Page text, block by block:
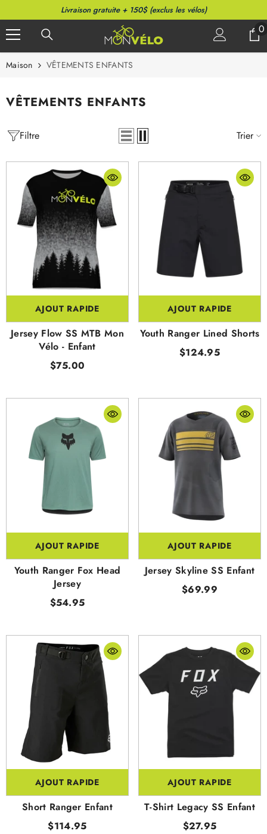
Livraison gratuite + 150$ (exclus les vélos)
0
0
Maison VÊTEMENTS ENFANTS
VÊTEMENTS ENFANTS
Filtre Trier
AJOUT RAPIDE
Jersey Flow SS MTB Mon
Vélo - Enfant
$75.00
AJOUT RAPIDE
Youth Ranger Lined Shorts
$124.95
AJOUT RAPIDE
Youth Ranger Fox Head
Jersey
$54.95
AJOUT RAPIDE
Jersey Skyline SS Enfant
$69.99
AJOUT RAPIDE
Short Ranger Enfant
$114.95
AJOUT RAPIDE
T-Shirt Legacy SS Enfant
$27.95